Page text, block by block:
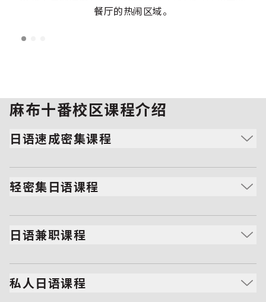
餐厅的热闹区域。
麻布十番校区课程介绍
日语速成密集课程
适合完全没有日语基础、希望专注于会话练习并全身心投
入日语学习的人。
轻密集日语课程
适合想在繁忙日程中学习日语、并专注于实际会话练习的
人士。
日语兼职课程
专为忙碌的上班族设计，学习节奏灵活，教学环境互动且
富有支持性。
私人日语课程